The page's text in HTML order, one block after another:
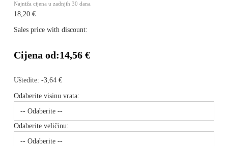
Najniža cijena u zadnjih 30 dana
18,20 €
Sales price with discount:
Cijena od:14,56 €
Uštedite: -3,64 €
Odaberite visinu vrata:
Odaberite veličinu: